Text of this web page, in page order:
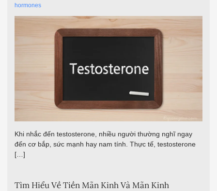
hormones
Khi nhắc đến testosterone, nhiều người thường nghĩ ngay
đến cơ bắp, sức mạnh hay nam tính. Thực tế, testosterone
[…]
Tìm Hiểu Về Tiền Mãn Kinh Và Mãn Kinh